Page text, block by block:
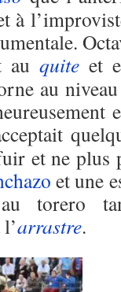
à
au quite et
au
et ne plus
et une
au torero
arrastre.